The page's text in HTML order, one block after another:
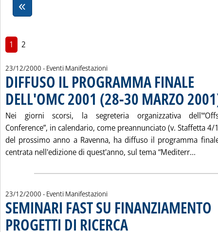
1 2
23/12/2000 - Eventi Manifestazioni
DIFFUSO IL PROGRAMMA FINALE
DELL'OMC 2001 (28-30 MARZO
Nei giorni scorsi, la segreteria organizzativa
Conference”, in calendario, come preannunciato (v. Staffetta
del prossimo anno a Ravenna, ha diffuso il programma
centrata nell'edizione di quest'anno, sul tema “Mediterr...
23/12/2000 - Eventi Manifestazioni
SEMINARI FAST SU FINANZIAMENTO
PROGETTI DI RICERCA